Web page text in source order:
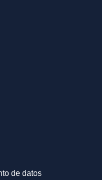
de datos